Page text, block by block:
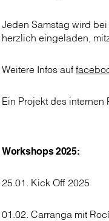
Jeden Samstag wird
herzlich eingeladen,
Weitere Infos auf
Ein Projekt des internen
Workshops 2025:
25.01. Kick Off 2025
01.02. Carranga mit